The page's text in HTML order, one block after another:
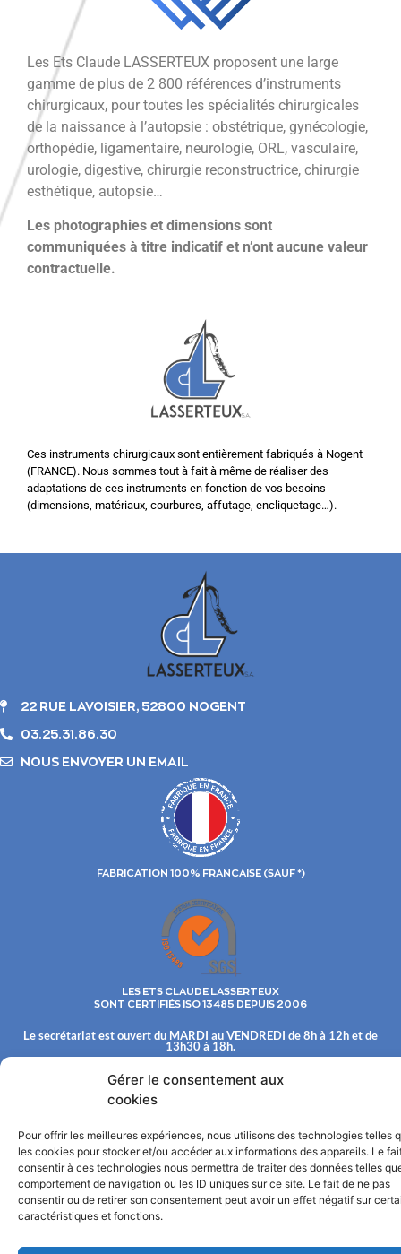
Gérer le consentement aux
cookies
Pour offrir les meilleures expériences, nous utilisons des technologies telles
les cookies pour stocker et/ou accéder aux informations des appareils. Le
consentir à ces technologies nous permettra de traiter des données telles
comportement de navigation ou les ID uniques sur ce site. Le fait de ne pas
consentir ou de retirer son consentement peut avoir un effet négatif sur
caractéristiques et fonctions.
Les Ets Claude LASSERTEUX proposent une large
gamme de plus de 2 800 références d’instruments
chirurgicaux, pour toutes les spécialités chirurgicales
de la naissance à l’autopsie : obstétrique, gynécologie,
orthopédie, ligamentaire, neurologie, ORL, vasculaire,
urologie, digestive, chirurgie reconstructrice, chirurgie
esthétique, autopsie…
Les photographies et dimensions sont
communiquées à titre indicatif et n’ont aucune valeur
contractuelle.
Ces instruments chirurgicaux sont entièrement fabriqués à Nogent
(FRANCE). Nous sommes tout à fait à même de réaliser des
adaptations de ces instruments en fonction de vos besoins
(dimensions, matériaux, courbures, affutage, encliquetage…).
22 RUE LAVOISIER, 52800 NOGENT
03.25.31.86.30
NOUS ENVOYER UN EMAIL
FABRICATION 100% FRANCAISE (SAUF *)
LES ETS CLAUDE LASSERTEUX
SONT CERTIFIÉS ISO 13485 DEPUIS 2006
Le secrétariat est ouvert du MARDI au VENDREDI de 8h à 12h et de
13h30 à 18h.
uniquement aux distributeurs.